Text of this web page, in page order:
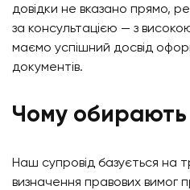
довідки не вказано прямо,
за консультацією — з
маємо успішний досвід
документів.
Чому обирають
Наш супровід базується на
визначення правових вимог